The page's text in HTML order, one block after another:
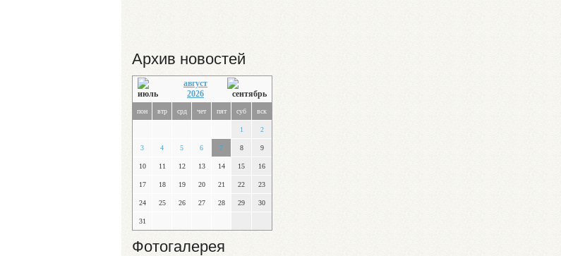
Архив новостей
август
2026
пон втр срд чет пят суб вск
1 2
3 4 5 6 7 8 9
10 11 12 13 14 15 16
17 18 19 20 21 22 23
24 25 26 27 28 29 30
31
Фотогалерея